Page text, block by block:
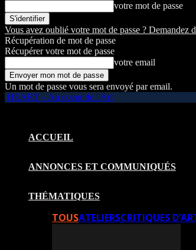
votre mot de passe
Vous avez oublié votre mot de passe ? Demandez
Récupération de mot de passe
Récupérer votre mot de passe
votre email
Un mot de passe vous sera envoyé par email.
HEART – Au coeur de l'Art
ACCUEIL
ANNONCES ET COMMUNIQUÉS
THÉMATIQUES
TOUSATELIERSCRITIQUES